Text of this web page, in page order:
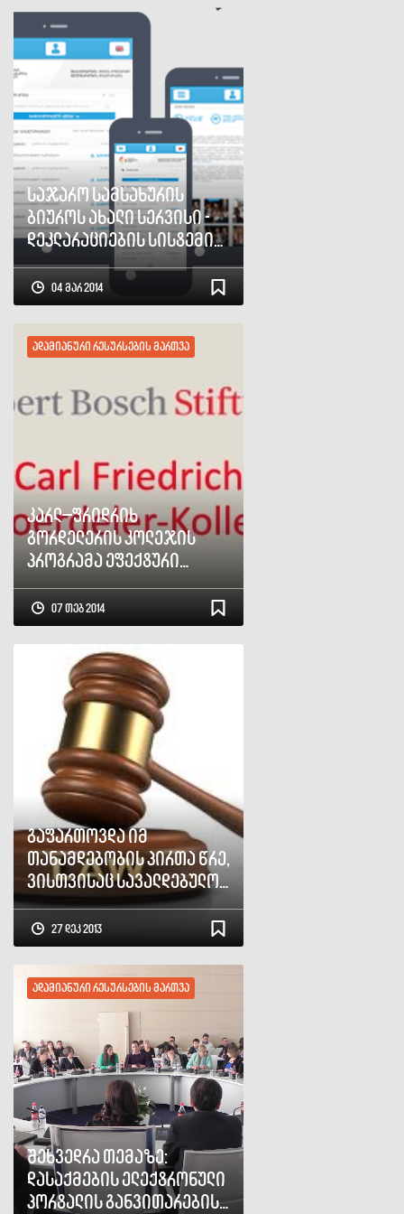
საჯარო სამსახურის
ბიუროს ახალი სერვისი -
დეკლარაციების სისტემის
მობილური ვერსია
04 მარ 2014
ადამიანური რესურსების მართვა
კარლ–ფრიდრიხ
გორდელერის კოლეჯის
პროგრამა ეფექტური
მმართველობისათვის
07 თებ 2014
გაფართოვდა იმ
თანამდებობის პირთა წრე,
ვისთვისაც სავალდებულოა
დეკლარაციების შევსება
27 დეკ 2013
ადამიანური რესურსების მართვა
შეხვედრა თემაზე:
დასაქმების ელექტრონული
პორტალის განვითარების